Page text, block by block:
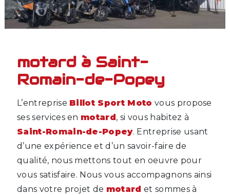
motard à Saint-
Romain-de-Popey
L’entreprise Billot Sport Moto vous propose
ses services en motard , si vous habitez à
Saint-Romain-de-Popey. Entreprise usant
d’une expérience et d’un savoir-faire de
qualité, nous mettons tout en oeuvre pour
vous satisfaire. Nous vous accompagnons ainsi
dans votre projet de motard et sommes à